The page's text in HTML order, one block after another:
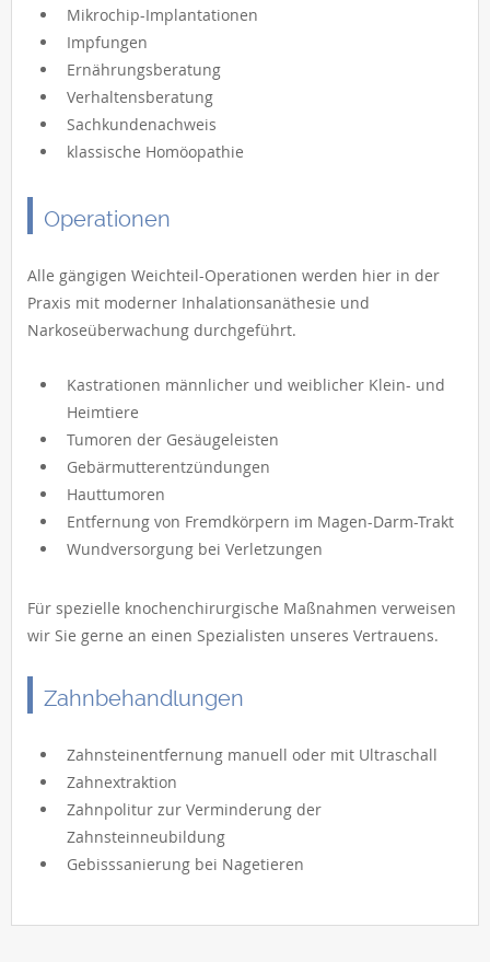
Mikrochip-Implantationen
Impfungen
Ernährungsberatung
Verhaltensberatung
Sachkundenachweis
klassische Homöopathie
Operationen
Alle gängigen Weichteil-Operationen werden hier in der
Praxis mit moderner Inhalationsanäthesie und
Narkoseüberwachung durchgeführt.
Kastrationen männlicher und weiblicher Klein- und
Heimtiere
Tumoren der Gesäugeleisten
Gebärmutterentzündungen
Hauttumoren
Entfernung von Fremdkörpern im Magen-Darm-Trakt
Wundversorgung bei Verletzungen
Für spezielle knochenchirurgische Maßnahmen verweisen
wir Sie gerne an einen Spezialisten unseres Vertrauens.
Zahnbehandlungen
Zahnsteinentfernung manuell oder mit Ultraschall
Zahnextraktion
Zahnpolitur zur Verminderung der
Zahnsteinneubildung
Gebisssanierung bei Nagetieren